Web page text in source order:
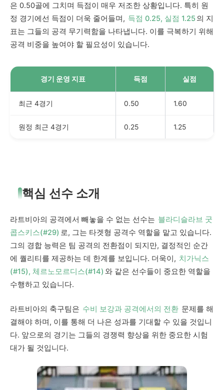
은 0.50골에 그치며 득점이 매우 저조한 상황입니다. 특히 원
정 경기에선 득점이 더욱 줄어들며, 득점 0.25, 실점 1.25 의 지
표는 그들의 공격 무기력함을 나타냅니다. 이를 극복하기 위해
공격 비중을 높여야 할 필요성이 있습니다.
경기 운영 지표 득점 실점
최근 4경기 0.50 1.60
원정 최근 4경기 0.25 1.25
핵심 선수 소개
라트비아의 공격에서 빼놓을 수 없는 선수는 블라디슬라브 굿
콥스키스(#29) 로, 그는 타겟형 공격수 역할을 맡고 있습니다.
그의 경합 능력은 팀 공격의 전환점이 되지만, 결정적인 순간
에 퀄리티를 제공하는 데 한계를 보입니다. 더욱이, 치가닉스
(#15), 체르노모르디스(#14) 와 같은 선수들이 중요한 역할을
수행하고 있습니다.
라트비아의 축구팀은 수비 보강과 공격에서의 전환 문제를 해
결해야 하며, 이를 통해 더 나은 성과를 기대할 수 있을 것입니
다. 앞으로의 경기는 그들의 경쟁력 향상을 위한 중요한 시험
대가 될 것입니다.